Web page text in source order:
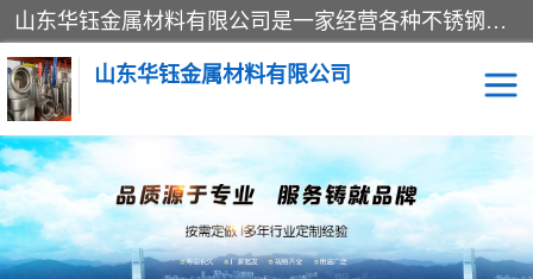
山东华钰金属材料有限公司是一家经营各种不锈钢管材、板材、圆钢、法兰、封头、型材等产品的公司；主营产品有：不锈钢管，激光切割，管件标准件，不锈钢圆钢，不锈钢人孔，不锈钢亮管，不锈钢角钢，不锈钢加工，不锈钢管子，不锈钢工业方管，不锈钢封头，不锈钢法兰，不锈钢阀门，不锈钢槽钢，不锈钢扁钢，不锈钢板等；可为客户制作各种规格的型材及不锈钢配件、非标准件及各种容器具等，能满足客户的不同采购要求。
山东华钰金属材料有限公司
不锈钢管 激光切割
管件标准件 不锈钢圆钢